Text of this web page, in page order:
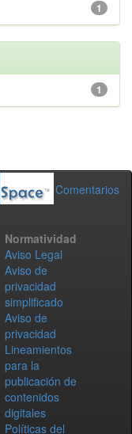
1
1
Comentarios
Normatividad
Aviso Legal
Aviso de
privacidad
simplificado
Aviso de
privacidad
Lineamientos
para la
publicación de
contenidos
digitales
Políticas del